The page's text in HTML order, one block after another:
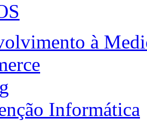
à
Informática